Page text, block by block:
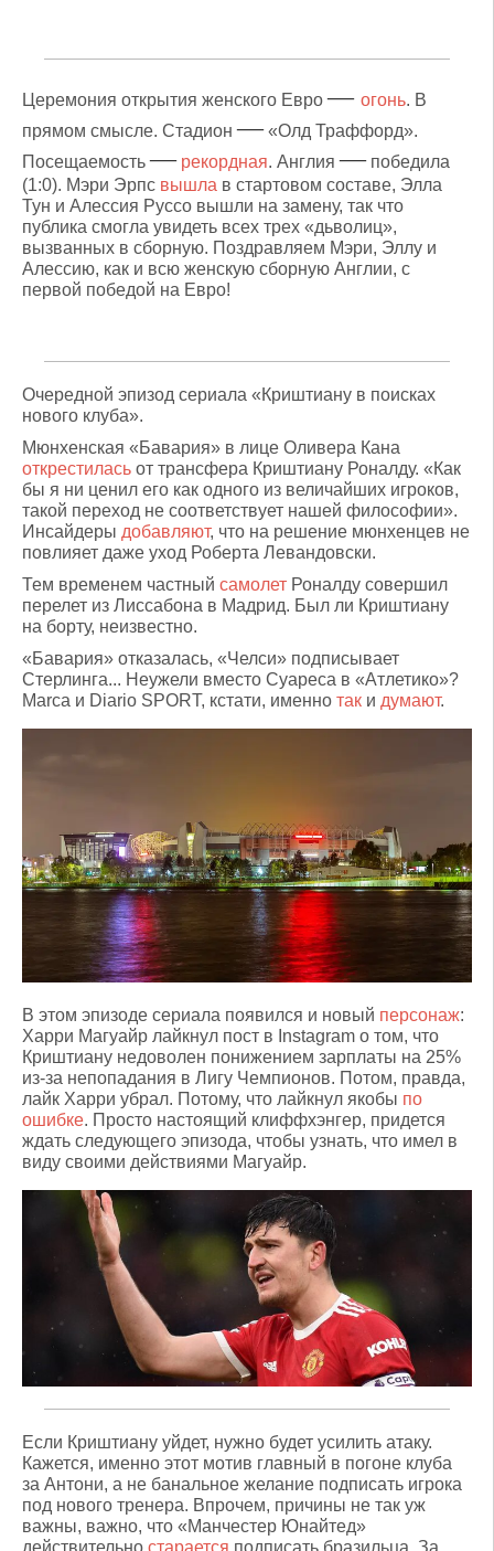
Церемония открытия женского Евро— огонь. В
прямом смысле. Стадион—«Олд Траффорд».
Посещаемость— рекордная. Англия— победила
(1:0). Мэри Эрпс вышла в стартовом составе, Элла
Тун и Алессия Руссо вышли на замену, так что
публика смогла увидеть всех трех «дьволиц»,
вызванных в сборную. Поздравляем Мэри, Эллу и
Алессию, как и всю женскую сборную Англии, с
первой победой на Евро!
Очередной эпизод сериала «Криштиану в поисках
нового клуба».
Мюнхенская «Бавария» в лице Оливера Кана
открестилась от трансфера Криштиану Роналду. «Как
бы я ни ценил его как одного из величайших игроков,
такой переход не соответствует нашей философии».
Инсайдеры добавляют, что на решение мюнхенцев не
повлияет даже уход Роберта Левандовски.
Тем временем частный самолет Роналду совершил
перелет из Лиссабона в Мадрид. Был ли Криштиану
на борту, неизвестно.
«Бавария» отказалась, «Челси» подписывает
Стерлинга... Неужели вместо Суареса в «Атлетико»?
Marca и Diario SPORT, кстати, именно так и думают.
В этом эпизоде сериала появился и новый персонаж:
Харри Магуайр лайкнул пост в Instagram о том, что
Криштиану недоволен понижением зарплаты на 25%
из-за непопадания в Лигу Чемпионов. Потом, правда,
лайк Харри убрал. Потому, что лайкнул якобы по
ошибке. Просто настоящий клиффхэнгер, придется
ждать следующего эпизода, чтобы узнать, что имел в
виду своими действиями Магуайр.
Если Криштиану уйдет, нужно будет усилить атаку.
Кажется, именно этот мотив главный в погоне клуба
за Антони, а не банальное желание подписать игрока
под нового тренера. Впрочем, причины не так уж
важны, важно, что «Манчестер Юнайтед»